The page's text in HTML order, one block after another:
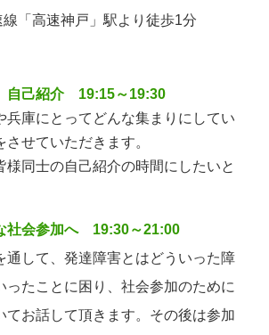
「高速神戸」駅より徒歩1分
自己紹介 19:15～19:30
兵庫にとってどんな集まりにしてい
せていただきます。
様同士の自己紹介の時間にしたいと
社会参加へ 19:30～21:00
通して、発達障害とはどういった障
ったことに困り、社会参加のために
てお話して頂きます。その後は参加